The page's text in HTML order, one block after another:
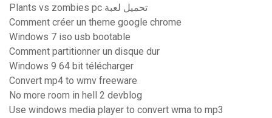
Plants vs zombies pc تحميل لعبة
Comment créer un theme google chrome
Windows 7 iso usb bootable
Comment partitionner un disque dur
Windows 9 64 bit télécharger
Convert mp4 to wmv freeware
No more room in hell 2 devblog
Use windows media player to convert wma to mp3